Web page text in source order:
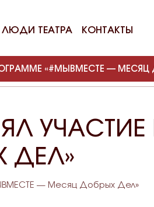
ЛЮДИ ТЕАТРА КОНТАКТЫ
«#МЫВМЕСТЕ — МЕСЯЦ
ДЕЛ»
— Месяц Добрых Дел»